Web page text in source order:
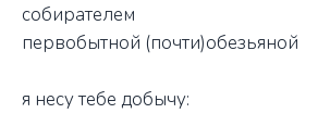
собирателем
первобытной (почти)обезьяной
я несу тебе добычу: